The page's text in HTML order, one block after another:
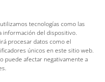
tecnologías como las
información del dispositivo.
procesar datos como el
únicos en este sitio web.
puede afectar negativamente a
· 17320 – Tossa de Mar
Brava)
info@visittossa.com
·Protection des données